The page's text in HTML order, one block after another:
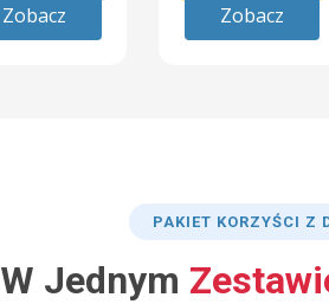
Zobacz Zobacz
PAKIET KORZYŚCI Z
W Jednym